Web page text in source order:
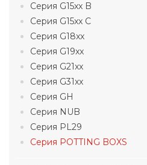
Серия G15xx B
Серия G15xx C
Серия G18xx
Серия G19xx
Серия G21xx
Серия G31xx
Серия GH
Серия NUB
Серия PL29
Серия POTTING BOXS